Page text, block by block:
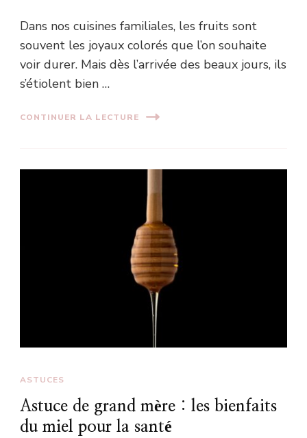
Dans nos cuisines familiales, les fruits sont
souvent les joyaux colorés que l’on souhaite
voir durer. Mais dès l’arrivée des beaux jours, ils
s’étiolent bien …
CONTINUER LA LECTURE
ASTUCES
Astuce de grand mère : les bienfaits
du miel pour la santé